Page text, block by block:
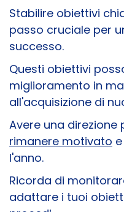
Stabilire obiettivi
passo cruciale per
successo.
Questi obiettivi
miglioramento in
all'acquisizione di
Avere una
rimanere motivato
l'anno.
Ricorda di
adattare i tuoi